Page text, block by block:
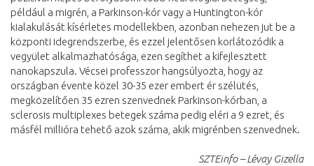
például a migrén, a Parkinson-kór vagy a Huntington-kór
kialakulását kísérletes modellekben, azonban nehezen jut be a
központi idegrendszerbe, és ezzel jelentősen korlátozódik a
vegyület alkalmazhatósága, ezen segíthet a kifejlesztett
nanokapszula. Vécsei professzor hangsúlyozta, hogy az
országban évente közel 30-35 ezer embert ér szélütés,
megközelítően 35 ezren szenvednek Parkinson-kórban, a
sclerosis multiplexes betegek száma pedig eléri a 9 ezret, és
másfél millióra tehető azok száma, akik migrénben szenvednek.
SZTEinfo – Lévay Gizella